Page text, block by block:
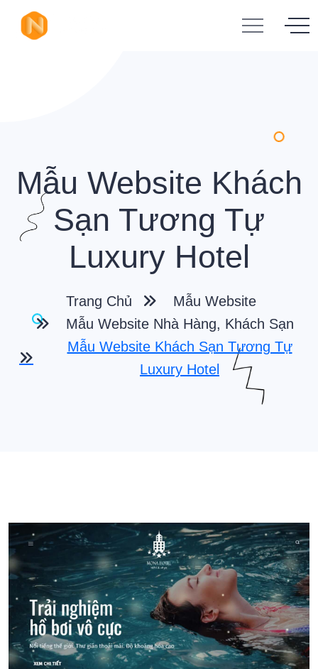
Mẫu Website Khách
Sạn Tương Tự
Luxury Hotel
Trang Chủ
Mẫu Website
Mẫu Website Nhà Hàng, Khách Sạn
Mẫu Website Khách Sạn Tương Tự
Luxury Hotel